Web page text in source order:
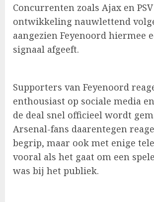
Concurrenten zoals Ajax en
ontwikkeling nauwlettend
aangezien Feyenoord hiermee
signaal afgeeft.
Supporters van Feyenoord
enthousiast op sociale media
de deal snel officieel wordt
Arsenal-fans daarentegen
begrip, maar ook met enige
vooral als het gaat om een
was bij het publiek.